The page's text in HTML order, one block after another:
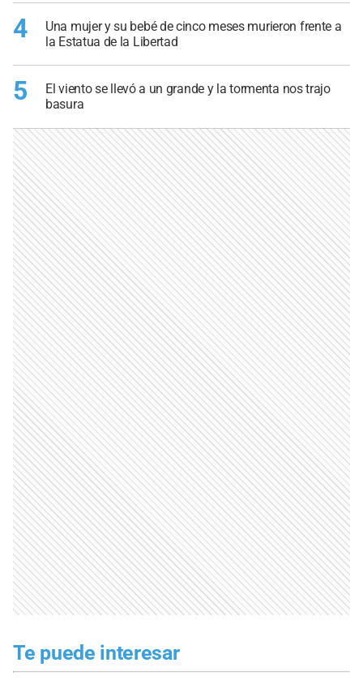
4
Una mujer y su bebé de cinco meses murieron frente a
la Estatua de la Libertad
5
El viento se llevó a un grande y la tormenta nos trajo
basura
Te puede interesar